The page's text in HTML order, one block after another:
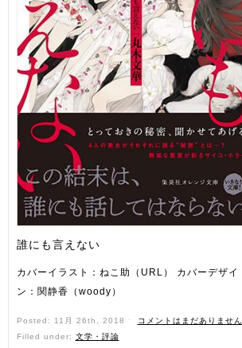
誰にも言えない
カバーイラスト：ねこ助（URL） カバーデザイ
ン：関静香（woody）
Posted: 11月 26th, 2018 ˑ
コメントはまだありません
Filled under: 文学・評論